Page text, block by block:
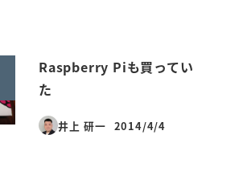
Raspberry Piも買ってい
た
井上 研一
投稿日
2014/4/4